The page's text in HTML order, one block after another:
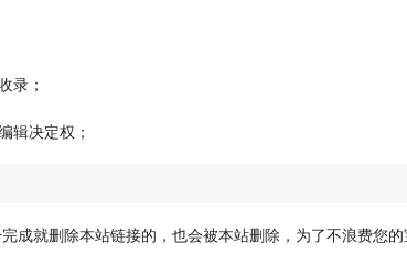
录；
辑决定权；
成就删除本站链接的，也会被本站删除，为了不浪费您的